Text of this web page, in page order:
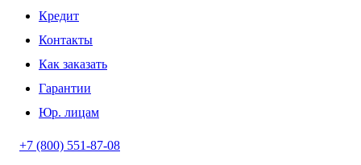
Кредит
Контакты
Как заказать
Гарантии
Юр. лицам
+7 (800) 551-87-08